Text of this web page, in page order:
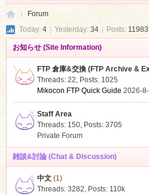
Mi
Forum
Today: 4 Yesterday: 34 Posts:
お知らせ (Site Information)
FTP 倉庫&交換 (FTP Archive &
Threads: 22, Posts: 1025
Mikocon FTP Quick Guide 2026-
Staff Area
Threads: 150, Posts: 3705
Private Forum
雑談&討論 (Chat & Discussion)
中文(1)
Threads: 3282, Posts: 110k